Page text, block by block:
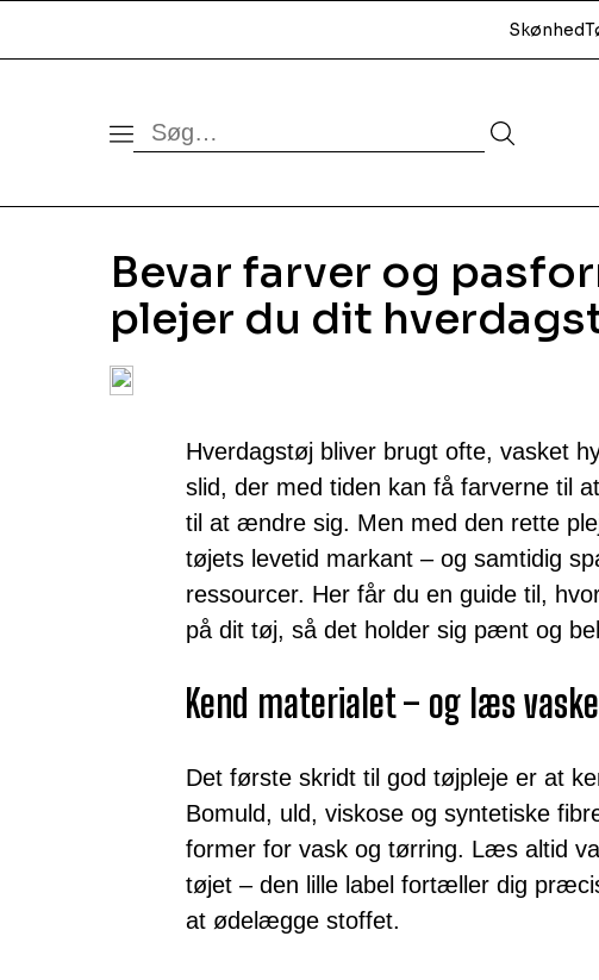
Skønhed
Bevar farver og
plejer du dit
Hverdagstøj bliver brugt ofte, vasket
slid, der med tiden kan få farverne til
til at ændre sig. Men med den rette
tøjets levetid markant – og samtidig
ressourcer. Her får du en guide til,
på dit tøj, så det holder sig pænt og
Kend materialet – og læs
Det første skridt til god tøjpleje er at
Bomuld, uld, viskose og syntetiske
former for vask og tørring. Læs altid
tøjet – den lille label fortæller dig
at ødelægge stoffet.